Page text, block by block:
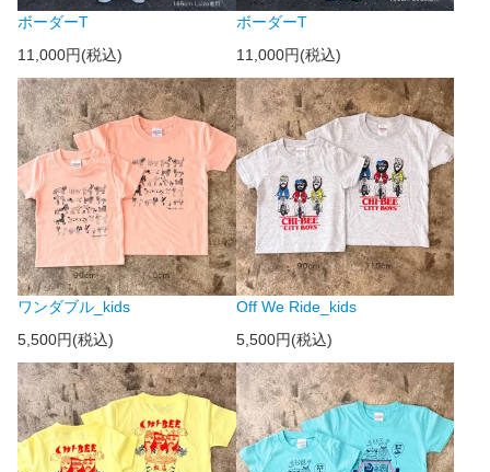
ボーダーT
11,000円(税込)
ボーダーT
11,000円(税込)
ワンダブル_kids
5,500円(税込)
Off We Ride_kids
5,500円(税込)